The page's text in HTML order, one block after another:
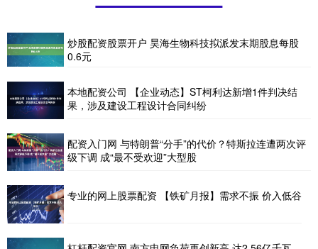
炒股配资股票开户 昊海生物科技拟派发末期股息每股
0.6元
本地配资公司 【企业动态】ST柯利达新增1件判决结
果，涉及建设工程设计合同纠纷
配资入门网 与特朗普“分手”的代价？特斯拉连遭两次评
级下调 成“最不受欢迎”大型股
专业的网上股票配资 【铁矿月报】需求不振 价入低谷